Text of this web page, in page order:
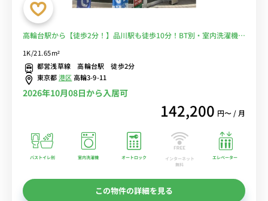
高輪台駅から【徒歩2分！】品川駅も徒歩10分！BT別・室内洗濯機／
1K/21.65m²
都営浅草線 高輪台駅 徒歩2分
東京都港区高輪3-9-11
2026年10月08日から入居可
142,200 円〜 / 月
バストイレ別 室内洗濯機 オートロック
インターネット
無料
エレベーター
この物件の詳細を見る